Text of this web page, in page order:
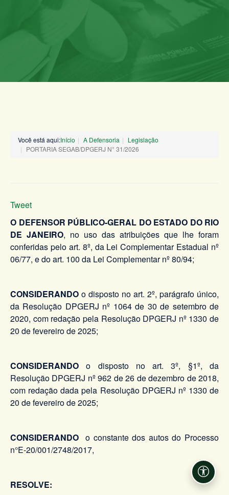
Você está aqui:Início A Defensoria
Legislação
PORTARIA SEGAB/DPGERJ N° 31/2026
Tweet
O DEFENSOR PÚBLICO-GERAL DO ESTADO DO RIO
DE JANEIRO, no uso das atribuições que lhe foram
conferidas pelo art. 8º, da Lei Complementar Estadual nº
06/77, e do art. 100 da Lei Complementar nº 80/94;
CONSIDERANDO o disposto no art. 2º, parágrafo único,
da Resolução DPGERJ nº 1064 de 30 de setembro de
2020, com redação pela Resolução DPGERJ nº 1330 de
20 de fevereiro de 2025;
CONSIDERANDO o disposto no art. 3º, §1º, da
Resolução DPGERJ nº 962 de 26 de dezembro de 2018,
com redação dada pela Resolução DPGERJ nº 1330 de
20 de fevereiro de 2025;
CONSIDERANDO o constante dos autos do Processo
n°E-20/001/2748/2017,
RESOLVE: